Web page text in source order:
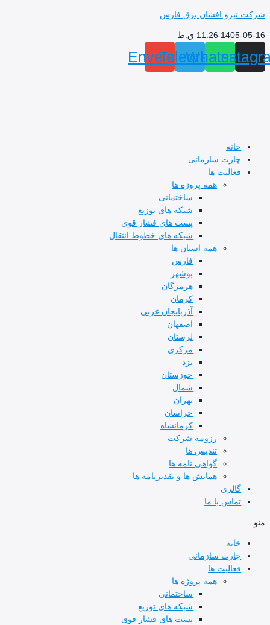
پرش
محتوا
شرکت نیرو افشان برق فارس
1405-05-16 11:26 ق.ظ
Whatsapp
Telegram
Envelope
خانه
چارت سازمانی
فعالیت ها
همه پروژه ها
ساختمانی
شبکه های توزیع
پست های فشار قوی
شبکه های خطوط انتقال
همه استان ها
فارس
بوشهر
هرمزگان
کرمان
آذربایجان غربی
اصفهان
لرستان
مرکزی
یزد
خوزستان
شمال
تهران
خراسان
کرمانشاه
رزومه شرکت
تندیس ها
گواهی نامه ها
همایش ها و تقدیرنامه ها
گالری
تماس با ما
منو
خانه
چارت سازمانی
فعالیت ها
همه پروژه ها
ساختمانی
شبکه های توزیع
پست های فشار قوی